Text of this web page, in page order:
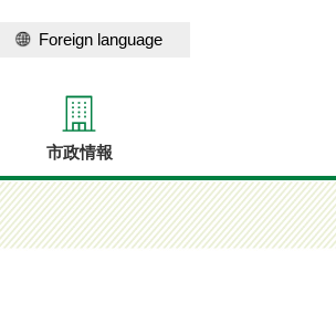
Foreign language
市政情報